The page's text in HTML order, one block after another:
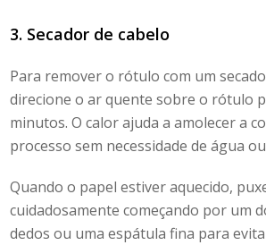
3. Secador de cabelo
Para remover o rótulo com um
direcione o ar quente sobre o rótulo
minutos. O calor ajuda a amolecer a
processo sem necessidade de água
Quando o papel estiver aquecido,
cuidadosamente começando por um
dedos ou uma espátula fina para